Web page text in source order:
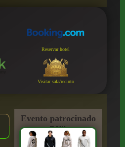
Reservar hotel
Visitar sala/recinto
Evento patrocinado
por: